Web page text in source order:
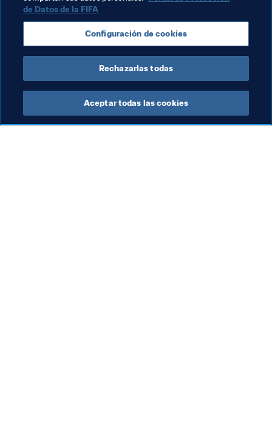
Última actualización: miércoles, 1 de septiembre de
2021, 08:07
de Datos de la FIFA
Configuración de cookies
Rechazarlas todas
Aceptar todas las cookies